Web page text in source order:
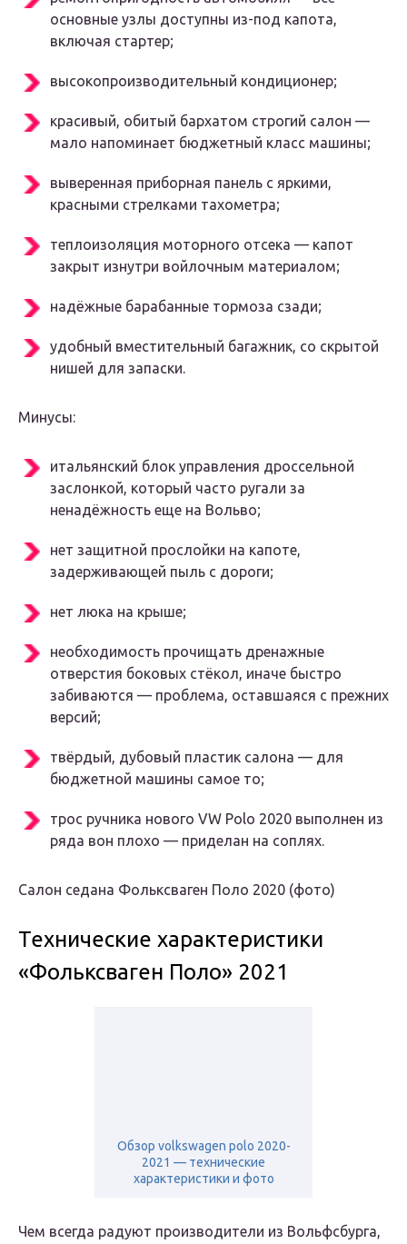
основные узлы доступны из-под капота,
включая стартер;
высокопроизводительный кондиционер;
красивый, обитый бархатом строгий салон —
мало напоминает бюджетный класс машины;
выверенная приборная панель с яркими,
красными стрелками тахометра;
теплоизоляция моторного отсека — капот
закрыт изнутри войлочным материалом;
надёжные барабанные тормоза сзади;
удобный вместительный багажник, со скрытой
нишей для запаски.
Минусы:
итальянский блок управления дроссельной
заслонкой, который часто ругали за
ненадёжность еще на Вольво;
нет защитной прослойки на капоте,
задерживающей пыль с дороги;
нет люка на крыше;
необходимость прочищать дренажные
отверстия боковых стёкол, иначе быстро
забиваются — проблема, оставшаяся с прежних
версий;
твёрдый, дубовый пластик салона — для
бюджетной машины самое то;
трос ручника нового VW Polo 2020 выполнен из
ряда вон плохо — приделан на соплях.
Салон седана Фольксваген Поло 2020 (фото)
Технические характеристики
«Фольксваген Поло» 2021
Обзор volkswagen polo 2020-
2021 — технические
характеристики и фото
Чем всегда радуют производители из Вольфсбурга,